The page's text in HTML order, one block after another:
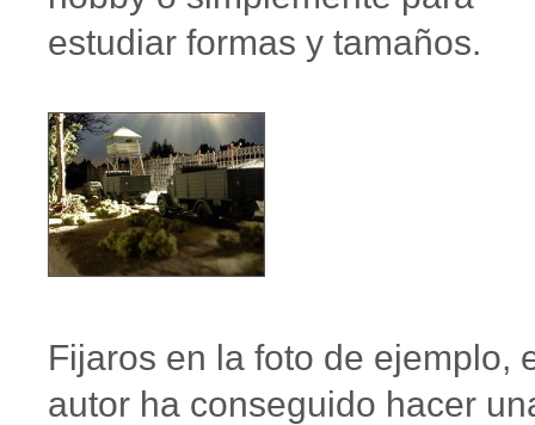
estudiar formas y tamaños.
Fijaros en la foto de ejemplo,
autor ha conseguido hacer